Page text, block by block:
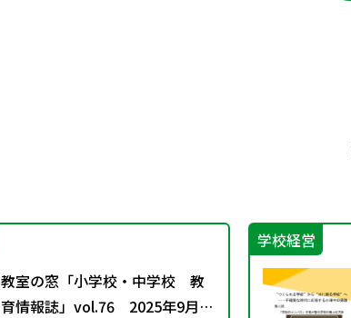
教室の窓「小学校・中学校 教
育情報誌」vol.76 2025年9月発
学校経営